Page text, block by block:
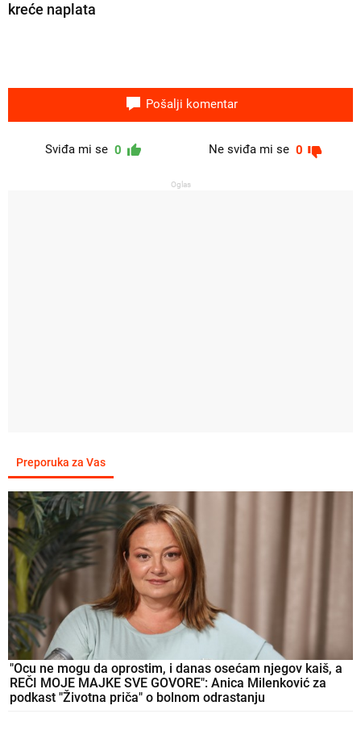
kreće naplata
Pošalji komentar
Sviđa mi se 0 Ne sviđa mi se 0
Oglas
Preporuka za Vas
"Ocu ne mogu da oprostim, i danas osećam njegov kaiš, a
REČI MOJE MAJKE SVE GOVORE": Anica Milenković za
podkast "Životna priča" o bolnom odrastanju